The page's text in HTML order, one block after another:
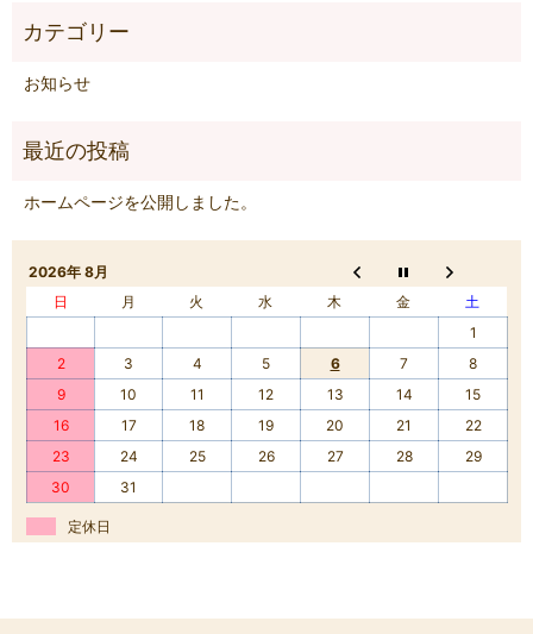
お知らせ
ホームページを公開しました。
2026年 8月
日
月 火 水 木 金
土
1
2
3 4 5 6 7
8
9
10 11 12 13 14
15
16
17 18 19 20 21
22
23
24 25 26 27 28
29
30
31
定休日